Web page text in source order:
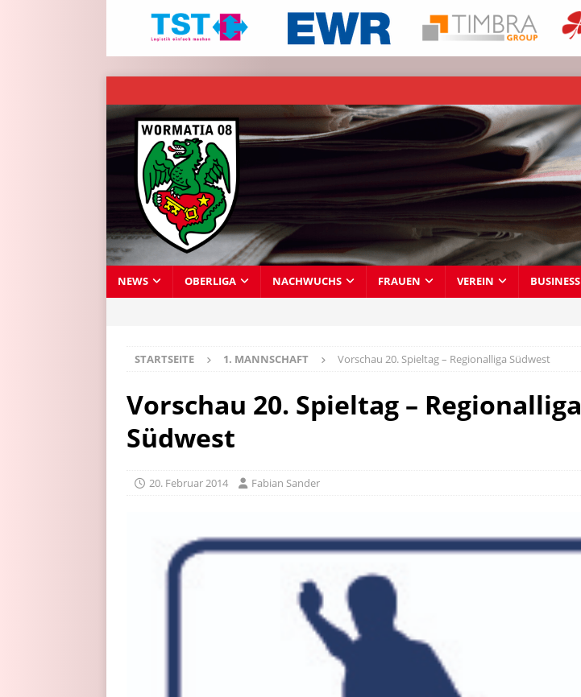
NEWS OBERLIGA NACHWUCHS FRAUEN VEREIN BUSINESS
STARTSEITE 1. MANNSCHAFT Vorschau 20. Spieltag – Regionalliga Südwest
Vorschau 20. Spieltag – Regionalliga
Südwest
20. Februar 2014 Fabian Sander